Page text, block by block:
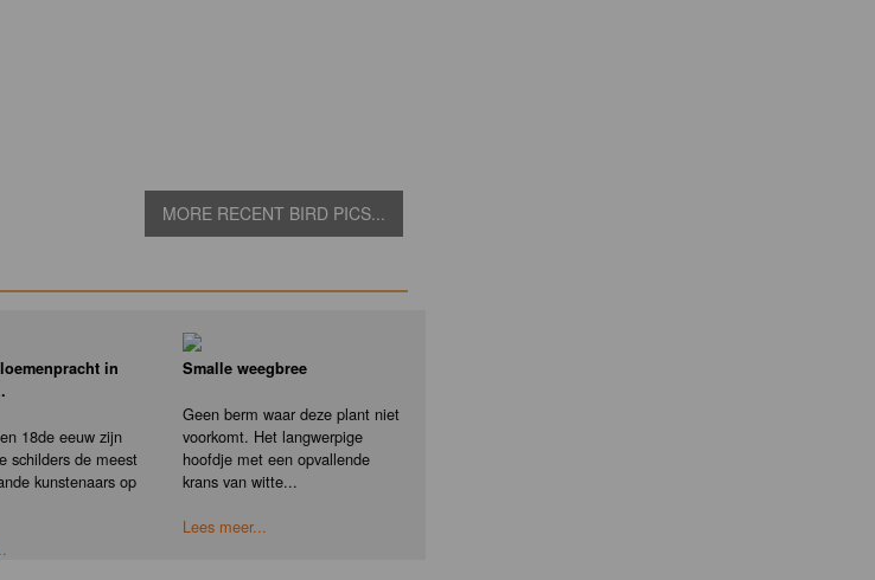
MORE RECENT BIRD PICS...
in
18de eeuw zijn
schilders de meest
kunstenaars op
Smalle weegbree
Geen berm waar deze plant niet
voorkomt. Het langwerpige
hoofdje met een opvallende
krans van witte...
Lees meer...